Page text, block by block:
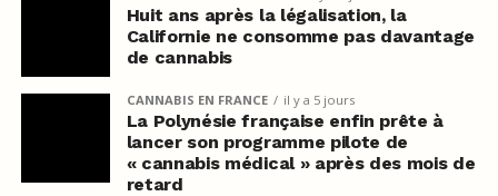
Huit ans après la légalisation, la
Californie ne consomme pas davantage
de cannabis
CANNABIS EN FRANCE il y a 5 jours
La Polynésie française enfin prête à
lancer son programme pilote de
« cannabis médical » après des mois de
retard